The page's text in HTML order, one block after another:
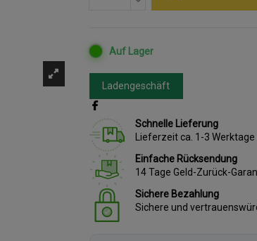
Auf Lager
Ladengeschäft
Schnelle Lieferung
Lieferzeit ca. 1-3
Einfache Rücksendung
14 Tage Geld-Zurück-
Sichere Bezahlung
Sichere und